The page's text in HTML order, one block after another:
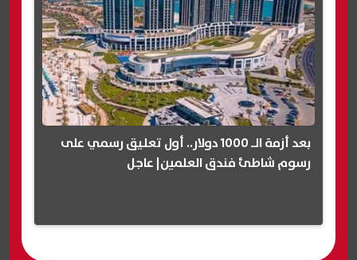
بعد أزمة الـ 1000 دولار.. أول تعليق رسمي على
رسوم شاطئ فندق العلمين| عاجل